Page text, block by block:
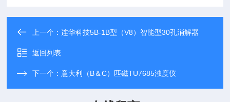
上一个：连华科技5B-1B型（V8）智能型30孔消解器
返回列表
下一个：意大利（B＆C）匹磁TU7685浊度仪